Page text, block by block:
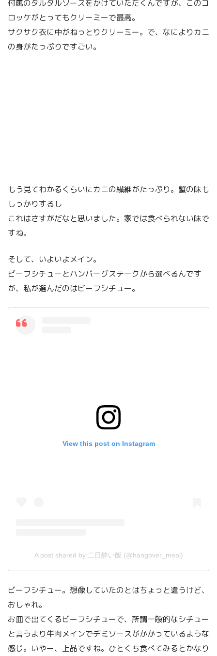
付属のタルタルソースをかけていただくんですが、このコ
ロッケがとってもクリーミーで最高。
サクサク衣に中がねっとりクリーミー。で、なによりカニ
の身がたっぷりですごい。
もう見てわかるくらいにカニの繊維がたっぷり。蟹の味も
しっかりするし
これはさすがだなと思いました。家では食べられない味で
すね。
そして、いよいよメイン。
ビーフシチューとハンバーグステークから選べるんです
が、私が選んだのはビーフシチュー。
View this post on Instagram
A post shared by 二日酔い飯 (@hangover_meal)
ビーフシチュー。想像していたのとはちょっと違うけど、
おしゃれ。
お皿で出てくるビーフシチューで、所謂一般的なシチュー
と言うより牛肉メインでデミソースがかかっているような
感じ。いやー、上品ですね。ひとくち食べてみるとかなり